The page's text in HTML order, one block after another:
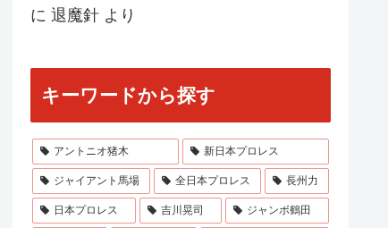
に 退魔針 より
キーワードから探す
アントニオ猪木 新日本プロレス
ジャイアント馬場 全日本プロレス 長州力
日本プロレス 吉川晃司 ジャンボ鶴田